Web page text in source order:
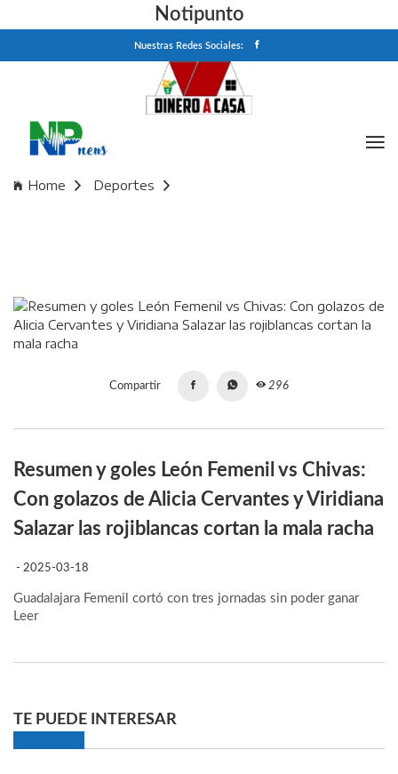
Notipunto
Nuestras Redes Sociales:
Home
Deportes
Compartir 296
Resumen y goles León Femenil vs Chivas:
Con golazos de Alicia Cervantes y Viridiana
Salazar las rojiblancas cortan la mala racha
- 2025-03-18
Guadalajara Femenil cortó con tres jornadas sin poder ganar
Leer
TE PUEDE INTERESAR